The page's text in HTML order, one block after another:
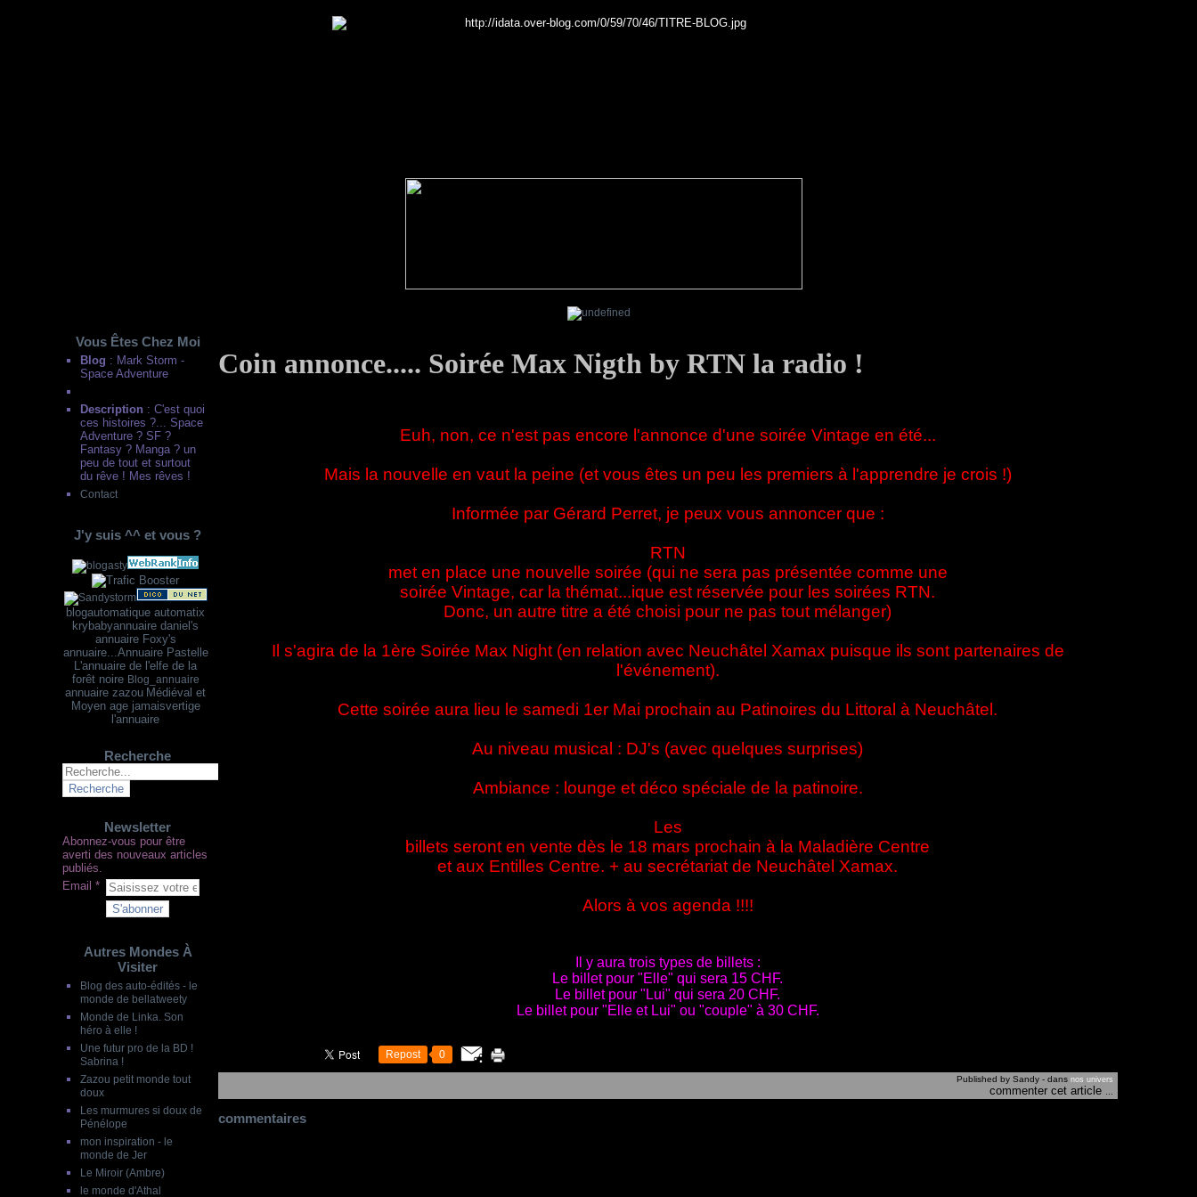
Vous Êtes Chez Moi
Blog : Mark Storm -
Space Adventure
Description : C'est quoi
ces histoires ?... Space
Adventure ? SF ?
Fantasy ? Manga ? un
peu de tout et surtout
du rêve ! Mes rêves !
Contact
J'y suis ^^ et vous ?
blogautomatique automatix
krybabyannuaire daniel's
annuaire Foxy's
annuaire...Annuaire Pastelle
L'annuaire de l'elfe de la
forêt noire Blog_annuaire
annuaire zazou Médiéval et
Moyen age jamaisvertige
l'annuaire
Recherche
Newsletter
Abonnez-vous pour être
averti des nouveaux articles
publiés.
Email
Autres Mondes À
Visiter
Blog des auto-édités - le
monde de bellatweety
Monde de Linka. Son
héro à elle !
Une futur pro de la BD !
Sabrina !
Zazou petit monde tout
doux
Les murmures si doux de
Pénélope
mon inspiration - le
monde de Jer
Le Miroir (Ambre)
le monde d'Athal
Coin annonce..... Soirée Max Nigth by RTN la radio !
Euh, non, ce n'est pas encore l'annonce d'une soirée Vintage en été...
Mais la nouvelle en vaut la peine (et vous êtes un peu les premiers à l'apprendre je crois !)
Informée par Gérard Perret, je peux vous annoncer que :
RTN
met en place une nouvelle soirée (qui ne sera pas présentée comme une
soirée Vintage, car la thémat...ique est réservée pour les soirées RTN.
Donc, un autre titre a été choisi pour ne pas tout mélanger)
Il s'agira de la 1ère Soirée Max Night (en relation avec Neuchâtel Xamax puisque ils sont partenaires de
l'événement).
Cette soirée aura lieu le samedi 1er Mai prochain au Patinoires du Littoral à Neuchâtel.
Au niveau musical : DJ's (avec quelques surprises)
Ambiance : lounge et déco spéciale de la patinoire.
Les
billets seront en vente dès le 18 mars prochain à la Maladière Centre
et aux Entilles Centre. + au secrétariat de Neuchâtel Xamax.
Alors à vos agenda !!!!
Il y aura trois types de billets :
Le billet pour "Elle" qui sera 15 CHF.
Le billet pour "Lui" qui sera 20 CHF.
Le billet pour "Elle et Lui" ou "couple" à 30 CHF.
Repost 0
Published by Sandy -dans nos univers
commenter cet article …
commentaires